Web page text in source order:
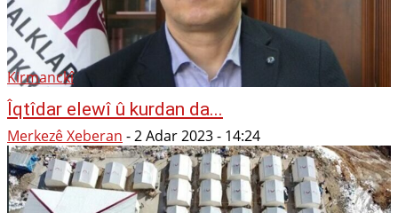
Kirmanckî
Îqtîdar elewî û kurdan da...
Merkezê Xeberan -2 Adar 2023 - 14:24